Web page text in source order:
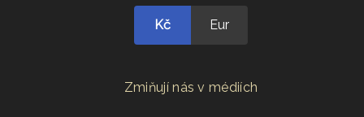
Kč Eur
Zmiňují nás v médiích